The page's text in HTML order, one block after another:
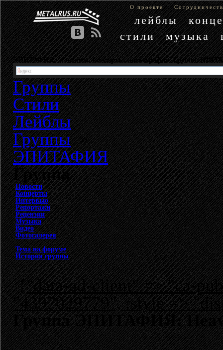
О проекте
лейблы
стили
музыка
ЭПИТАФИЯ - альбомы, концерты, дискография. Группа
Группы
Стили
Лейблы
Группы»
ЭПИТАФИЯ
Группа
Новости
Концерты
Интервью
Репортажи
Рецензии
Музыка
Видео
Фотогалерея
Тема на форуме
История группы
{"data-ad-client" => "ca-
"4397029779", :style =>
Группа ЭПИТАФИЯ: